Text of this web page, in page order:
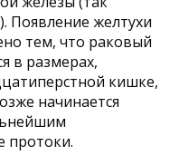
Появление желтухи
тем, что раковый
в размерах,
кишке,
начинается
протоки.